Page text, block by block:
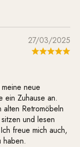
27/03/2025
neue
ein Zuhause an.
Retromöbeln
und lesen
freue mich auch,
haben.